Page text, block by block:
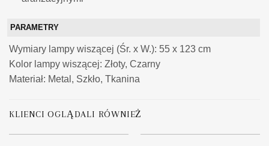
PARAMETRY
Wymiary lampy wiszącej (Śr. x W.): 55 x 123 cm
Kolor lampy wiszącej: Złoty, Czarny
Materiał: Metal, Szkło, Tkanina
KLIENCI OGLĄDALI RÓWNIEŻ